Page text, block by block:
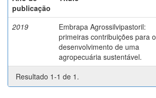
publicação
2019
Embrapa Agrossilvipastoril:
primeiras contribuições para o
desenvolvimento de uma
agropecuária sustentável.
Resultado 1-1 de 1.